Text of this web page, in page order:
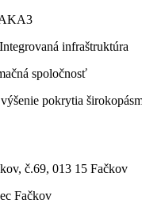
Integrovaná infraštruktúra
spoločnosť
pokrytia
č.69, 013 15 Fačkov
Fačkov